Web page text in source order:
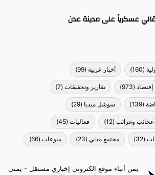
عسكرياً على مدينة عدن
(160) أخبار عربية (99)
إقتصاد (973) تقارير وتحقيقات (7)
(139) سوشل ميديا (29)
عجائب وغرائب (12) فعاليات (45)
(32) مجتمع مدني (23) منوعات (66)
يمن أنباء موقع الكتروني إخباري مستقل - يمني